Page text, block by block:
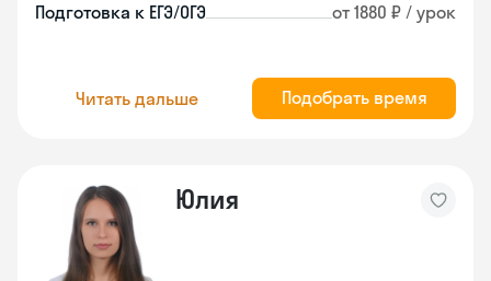
Подготовка к ЕГЭ/ОГЭ от 1880 ₽ / урок
Читать дальше Подобрать время
Юлия